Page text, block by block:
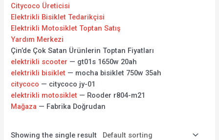
Citycoco Üreticisi
Elektrikli Bisiklet Tedarikçisi
Elektrikli Motosiklet Toptan Satış
Yardım Merkezi
Çin’de Çok Satan Ürünlerin Toptan Fiyatları
elektrikli scooter — gt01s 1650w 20ah
elektrikli bisiklet — mocha bisiklet 750w 35ah
citycoco — citycoco jy-01
elektrikli motosiklet — Rooder r804-m21
Mağaza — Fabrika Doğrudan
Showing the single result